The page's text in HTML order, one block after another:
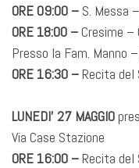
ORE 09:00 – S. Messa
ORE 18:00 –Cresime –
Presso la Fam. Manno
ORE 16:30 –Recita del
LUNEDI’ 27 MAGGIO
Via Case Stazione
ORE 16:00 –Recita del